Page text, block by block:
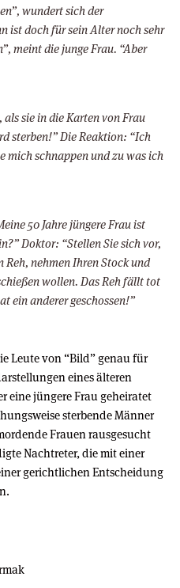
wundert sich der
ist doch für sein Alter noch sehr
meint die junge Frau. “Aber
sie in die Karten von Frau
sterben!” Die Reaktion: “Ich
mich schnappen und zu was ich
50 Jahre jüngere Frau ist
Doktor: “Stellen Sie sich vor,
Reh, nehmen Ihren Stock und
wollen. Das Reh fällt tot
ein anderer geschossen!”
Leute von “Bild” genau für
eines älteren
eine jüngere Frau geheiratet
sterbende Männer
Frauen rausgesucht
Nachtreter, die mit einer
gerichtlichen Entscheidung